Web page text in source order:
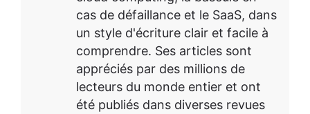
cas de défaillance et le SaaS, dans
un style d'écriture clair et facile à
comprendre. Ses articles sont
appréciés par des millions de
lecteurs du monde entier et ont
été publiés dans diverses revues